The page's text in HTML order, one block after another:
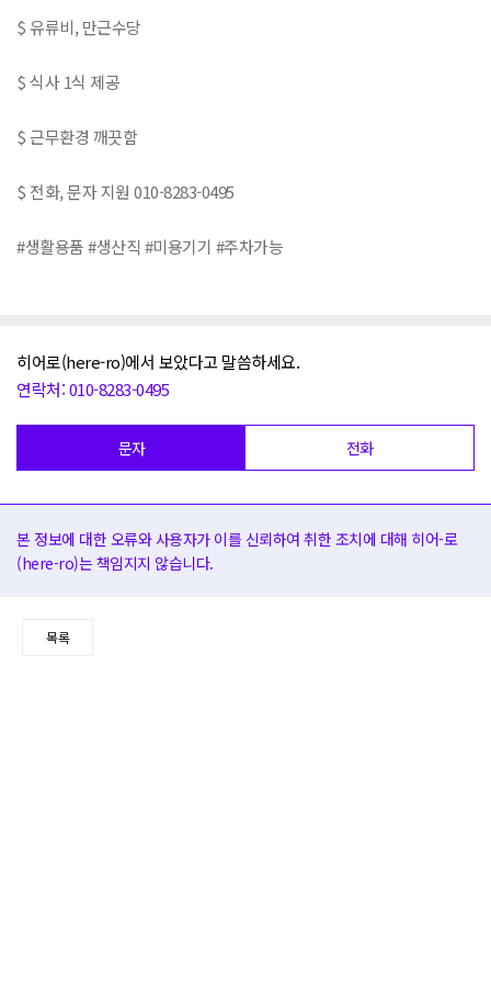
$ 유류비, 만근수당
$ 식사 1식 제공
$ 근무환경 깨끗함
$ 전화, 문자 지원 010-8283-0495
#생활용품 #생산직 #미용기기 #주차가능
히어로(here-ro)에서 보았다고 말씀하세요.
연락처: 010-8283-0495
문자 전화
본 정보에 대한 오류와 사용자가 이를 신뢰하여 취한 조치에 대해 히어-로
(here-ro)는 책임지지 않습니다.
목록